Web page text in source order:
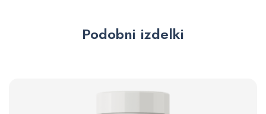
Podobni izdelki